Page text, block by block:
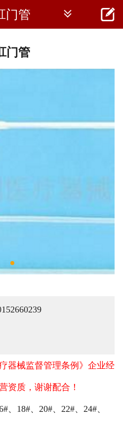
 首页
门管  
门管
器械监督管理条例》企业经
资质，谢谢配合！
、18#、20#、22#、24#、